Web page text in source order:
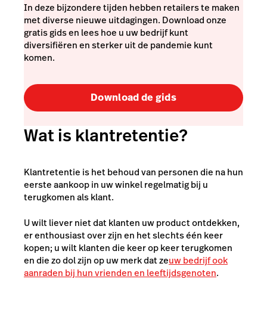
In deze bijzondere tijden hebben retailers te maken
met diverse nieuwe uitdagingen. Download onze
gratis gids en lees hoe u uw bedrijf kunt
diversifiëren en sterker uit de pandemie kunt
komen.
Download de gids
Wat is klantretentie?
Klantretentie is het behoud van personen die na hun
eerste aankoop in uw winkel regelmatig bij u
terugkomen als klant.
U wilt liever niet dat klanten uw product ontdekken,
er enthousiast over zijn en het slechts één keer
kopen; u wilt klanten die keer op keer terugkomen
en die zo dol zijn op uw merk dat zeuw bedrijf ook
aanraden bij hun vrienden en leeftijdsgenoten.